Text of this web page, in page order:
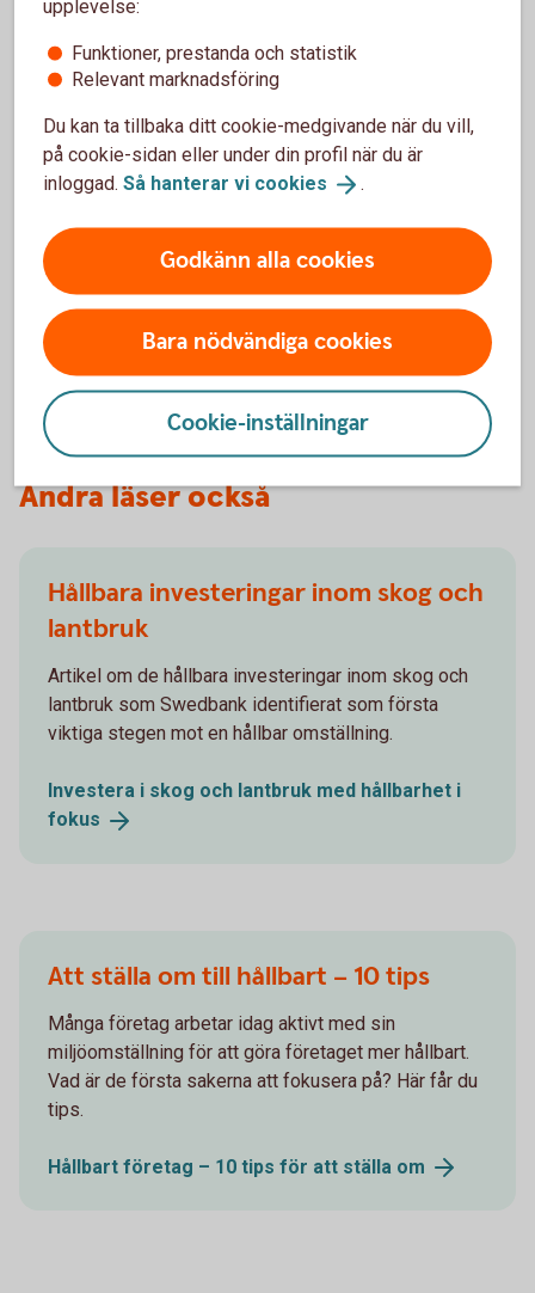
Hitta din skogs- och
David Kästel
Lantbruksspecialist
Andra läser också
Hållbara investeringar inom skog och
lantbruk
Artikel om de hållbara investeringar inom skog och
lantbruk som Swedbank identifierat som första
viktiga stegen mot en hållbar omställning.
Investera i skog och lantbruk med hållbarhet i
fokus
Att ställa om till hållbart – 10 tips
Många företag arbetar idag aktivt med sin
miljöomställning för att göra företaget mer hållbart.
Vad är de första sakerna att fokusera på? Här får du
tips.
Hållbart företag – 10 tips för att ställa om
upplevelse:
Funktioner, prestanda och statistik
Relevant marknadsföring
Du kan ta tillbaka ditt cookie-medgivande när du vill,
på cookie-sidan eller under din profil när du är
inloggad. Så hanterar vi cookies .
Godkänn alla cookies
Bara nödvändiga cookies
Cookie-inställningar